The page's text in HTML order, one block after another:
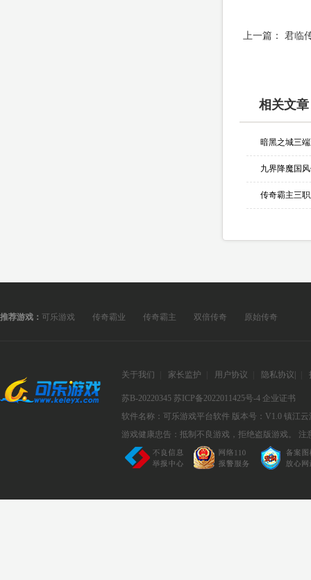
上一篇： 君临
相关文章
暗黑之城三
九界降魔国
推荐游戏： 可乐游戏 传奇霸业 传奇霸主 双倍传奇 原始传奇
关于我们 家长监护 用户协议 隐私协议
苏B-20220345 苏ICP备2022011425号-4 企业证书
软件名称：可乐游戏平台软件 版本号：V1.0 镇江云
游戏健康忠告：抵制不良游戏，拒绝盗版游戏。